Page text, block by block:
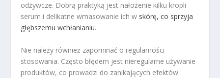
odżywcze. Dobrą praktyką jest nałożenie kilku kropli
serum i delikatne wmasowanie ich w skórę, co sprzyja
głębszemu wchłanianiu.
Nie należy również zapominać o regularności
stosowania. Często błędem jest nieregularne używanie
produktów, co prowadzi do zanikających efektów.